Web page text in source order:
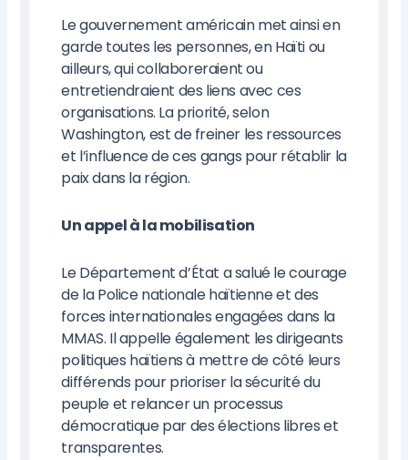
Le gouvernement américain met ainsi en
garde toutes les personnes, en Haïti ou
ailleurs, qui collaboreraient ou
entretiendraient des liens avec ces
organisations. La priorité, selon
Washington, est de freiner les ressources
et l’influence de ces gangs pour rétablir la
paix dans la région.
Un appel à la mobilisation
Le Département d’État a salué le courage
de la Police nationale haïtienne et des
forces internationales engagées dans la
MMAS. Il appelle également les dirigeants
politiques haïtiens à mettre de côté leurs
différends pour prioriser la sécurité du
peuple et relancer un processus
démocratique par des élections libres et
transparentes.